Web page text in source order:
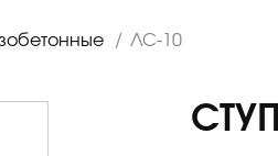
/ ЛС-10